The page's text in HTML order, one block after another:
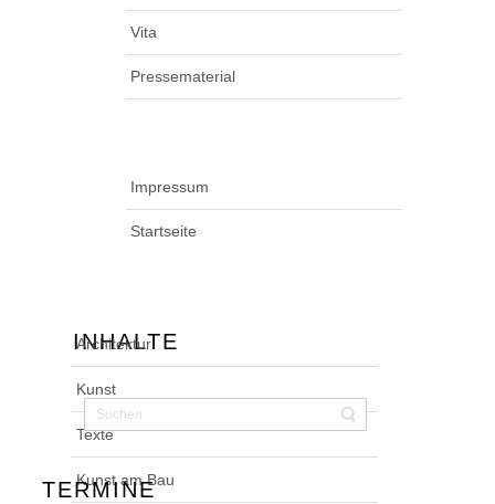
Vita
Pressematerial
Impressum
Startseite
Architektur
Kunst
Texte
Kunst am Bau
INHALTE
TERMINE